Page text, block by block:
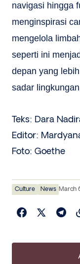
navigasi hingga
menginspirasi
mengelola
seperti ini
depan yang
sadar
Teks: Dara
Editor:
Foto: Goethe
Culture News March